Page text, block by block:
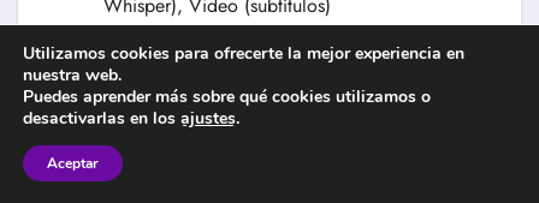
Paso 3: Mover Documentos al
Workspace
1. Una vez procesados, documentos
2. Select checkbox de
Utilizamos cookies para ofrecerte la mejor experiencia en
nuestra web.
Puedes aprender más sobre qué cookies utilizamos o
desactivarlas en los ajustes.
Aceptar